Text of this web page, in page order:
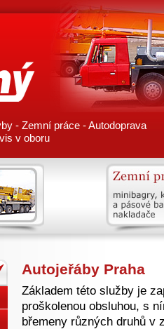
- Zemní práce - Autodoprava
v oboru
Autojeřáby Praha
Základem této služby je
proškolenou obsluhou, s
břemeny různých druhů v